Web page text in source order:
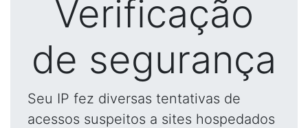
Verificação
de segurança
Seu IP fez diversas tentativas de
acessos suspeitos a sites hospedados